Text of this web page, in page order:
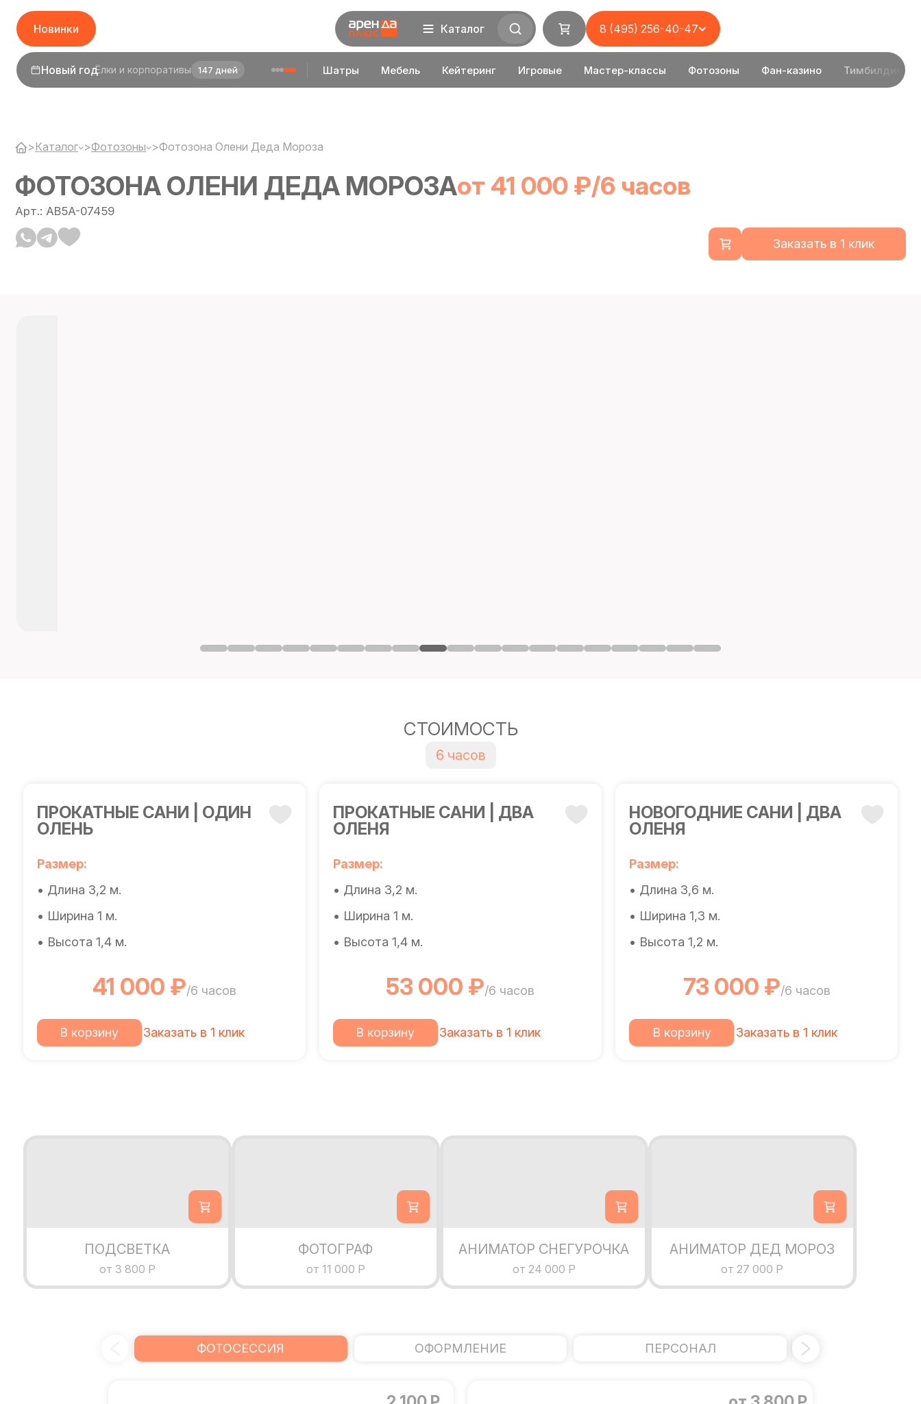
Новинки
1 сентябряДень знаний 25 дней Шатры Мебель Кейтеринг Игровые Мастер-классы Фотозоны Фан-казино Тимбилдинг
Каталог 8 (495) 256-40-47
>Каталог >Фотозоны >Фотозона Олени Деда Мороза
ФОТОЗОНА ОЛЕНИ ДЕДА МОРОЗАот 41 000 ₽/6 часов
Арт.: AB5A-07459
Заказать в 1 клик
СТОИМОСТЬ
6 часов
ПРОКАТНЫЕ САНИ | ОДИН
ОЛЕНЬ
Размер:
• Длина 3,2 м.
• Ширина 1 м.
• Высота 1,4 м.
41 000 ₽/6 часов
В корзину Заказать в 1 клик
ПРОКАТНЫЕ САНИ | ДВА
ОЛЕНЯ
Размер:
• Длина 3,2 м.
• Ширина 1 м.
• Высота 1,4 м.
53 000 ₽/6 часов
В корзину Заказать в 1 клик
НОВОГОДНИЕ САНИ | ДВА
ОЛЕНЯ
Размер:
• Длина 3,6 м.
• Ширина 1,3 м.
• Высота 1,2 м.
73 000 ₽/6 часов
В корзину Заказать в 1 клик
ПОДСВЕТКА
от 3 800 Р
ФОТОГРАФ
от 11 000 Р
АНИМАТОР СНЕГУРОЧКА
от 24 000 Р
АНИМАТОР ДЕД МОРОЗ
от 27 000 Р
ФОТОСЕССИЯ ОФОРМЛЕНИЕ ПЕРСОНАЛ